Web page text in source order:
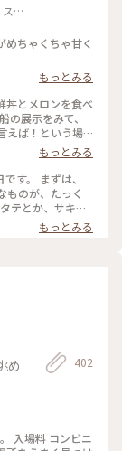
めちゃくちゃ甘く
もっとみる
丼とメロンを食べ
の展示をみて、
えば！という場
夜と写真撮って
🍨 初めての函
On the
and
もっとみる
す。 まずは、
ものが、たっく
テとか、サキイ
気があって、見
もっとみる
め 402